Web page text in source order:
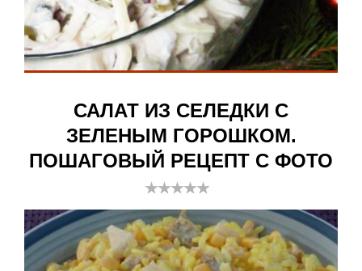
САЛАТ ИЗ СЕЛЕДКИ С
ЗЕЛЕНЫМ ГОРОШКОМ.
ПОШАГОВЫЙ РЕЦЕПТ С ФОТО